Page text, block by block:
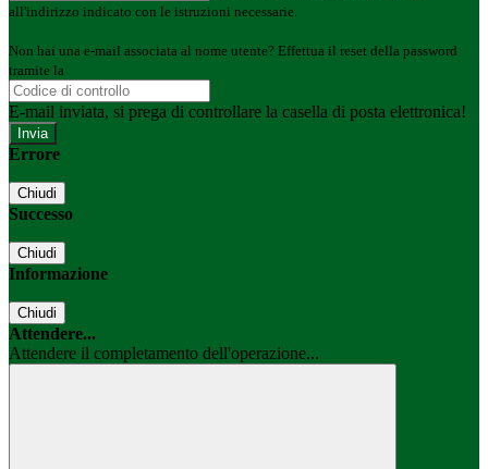
all'indirizzo indicato con le istruzioni necessarie.
Non hai una e-mail associata al nome utente? Effettua il reset della password
tramite la
E-mail inviata, si prega di controllare la casella di posta elettronica!
Errore
Chiudi
Successo
Chiudi
Informazione
Chiudi
Attendere...
Attendere il completamento dell'operazione...